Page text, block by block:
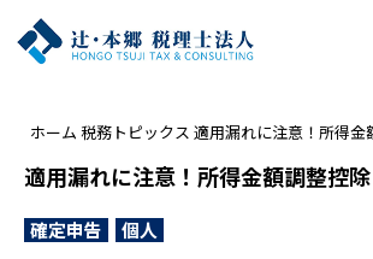
ホーム 税務トピックス 適用漏れに注意！所得金
適用漏れに注意！所得金額調整控
確定申告
個人